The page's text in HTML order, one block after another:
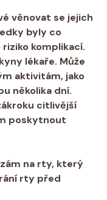
věnovat se jejich
byly co
komplikací.
lékaře. Může
aktivitám, jako
několika dní.
citlivější
poskytnout
na rty, který
rty před